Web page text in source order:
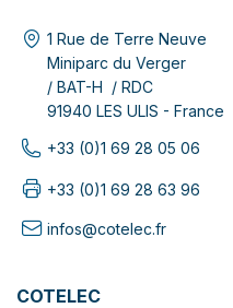
1 Rue de Terre Neuve
Miniparc du Verger
/ BAT-H / RDC
91940 LES ULIS - France
+33 (0)1 69 28 05 06
+33 (0)1 69 28 63 96
infos@cotelec.fr
COTELEC